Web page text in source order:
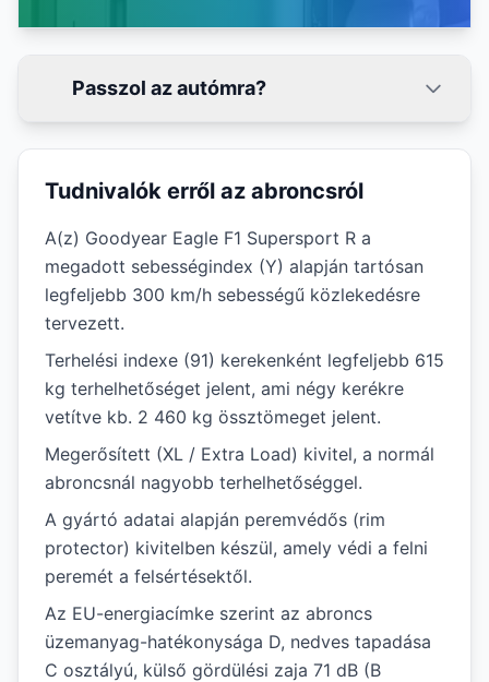
Passzol az autómra?
Tudnivalók erről az abroncsról
A(z) Goodyear Eagle F1 Supersport R a
megadott sebességindex (Y) alapján tartósan
legfeljebb 300 km/h sebességű közlekedésre
tervezett.
Terhelési indexe (91) kerekenként legfeljebb 615
kg terhelhetőséget jelent, ami négy kerékre
vetítve kb. 2 460 kg össztömeget jelent.
Megerősített (XL / Extra Load) kivitel, a normál
abroncsnál nagyobb terhelhetőséggel.
A gyártó adatai alapján peremvédős (rim
protector) kivitelben készül, amely védi a felni
peremét a felsértésektől.
Az EU-energiacímke szerint az abroncs
üzemanyag-hatékonysága D, nedves tapadása
C osztályú, külső gördülési zaja 71 dB (B